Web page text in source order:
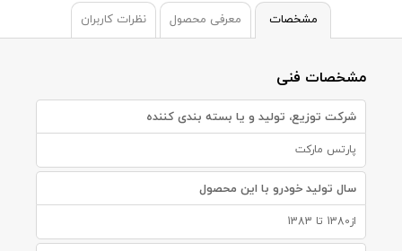
مشخصات معرفی محصول نظرات کاربران
مشخصات فنی
شرکت توزیع، تولید و یا بسته بندی کننده
پارتس مارکت
سال تولید خودرو با این محصول
از1380 تا 1383